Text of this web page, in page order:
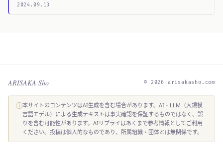
2024.09.13
ARISAKA Sho © 2026 arisakasho.com
ⓘ本サイトのコンテンツはAI生成を含む場合があります。AI・LLM（大規模
言語モデル）による生成テキストは事実確認を保証するものではなく、誤
りを含む可能性があります。AIリプライはあくまで参考情報としてご利用
ください。投稿は個人的なものであり、所属組織・団体とは無関係です。